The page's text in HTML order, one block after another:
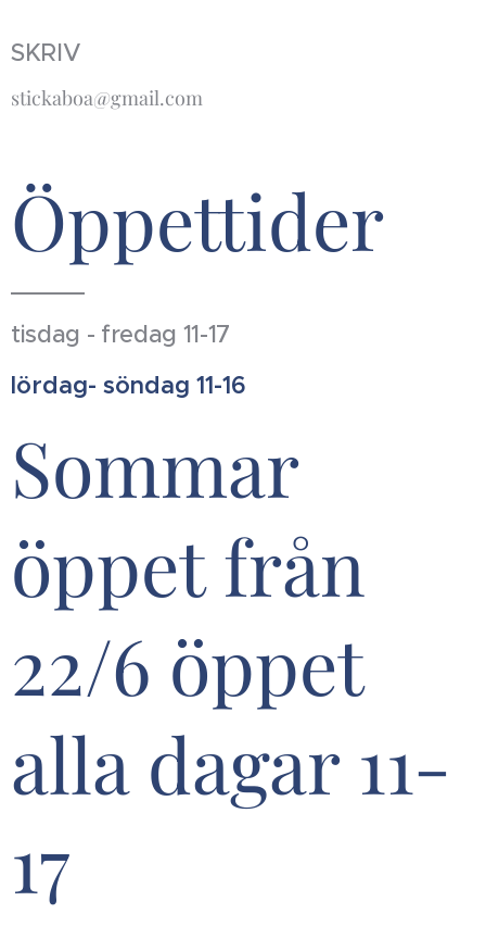
SKRIV
stickaboa@gmail.com
Öppettider
tisdag - fredag 11-17
lördag- söndag 11-16
Sommar
öppet från
22/6 öppet
alla dagar 11-
17